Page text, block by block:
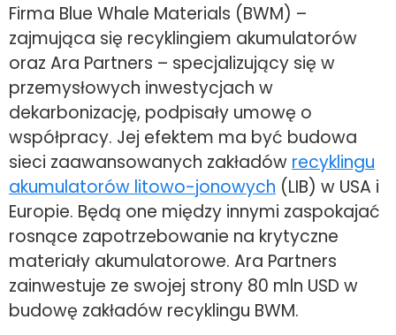
Firma Blue Whale Materials (BWM) –
zajmująca się recyklingiem akumulatorów
oraz Ara Partners – specjalizujący się w
przemysłowych inwestycjach w
dekarbonizację, podpisały umowę o
współpracy. Jej efektem ma być budowa
sieci zaawansowanych zakładów recyklingu
akumulatorów litowo-jonowych (LIB) w USA i
Europie. Będą one między innymi zaspokajać
rosnące zapotrzebowanie na krytyczne
materiały akumulatorowe. Ara Partners
zainwestuje ze swojej strony 80 mln USD w
budowę zakładów recyklingu BWM.